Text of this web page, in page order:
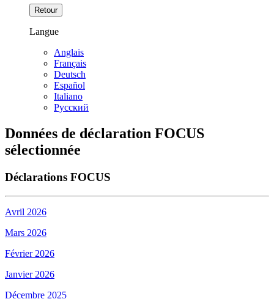
Retour
Langue
Anglais
Français
Deutsch
Español
Italiano
Pусский
Données de déclaration FOCUS
sélectionnée
Déclarations FOCUS
Avril 2026
Mars 2026
Février 2026
Janvier 2026
Décembre 2025